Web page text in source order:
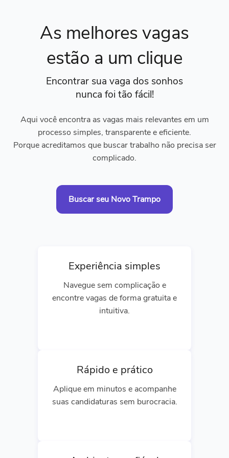
As melhores vagas
estão a um clique
Encontrar sua vaga dos sonhos
nunca foi tão fácil!
Aqui você encontra as vagas mais relevantes em um
processo simples, transparente e eficiente.
Porque acreditamos que buscar trabalho não precisa ser
complicado.
Buscar seu Novo Trampo
Experiência simples
Navegue sem complicação e
encontre vagas de forma gratuita e
intuitiva.
Rápido e prático
Aplique em minutos e acompanhe
suas candidaturas sem burocracia.